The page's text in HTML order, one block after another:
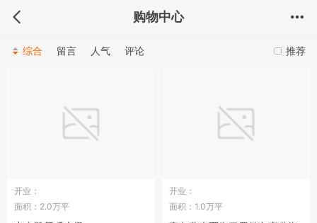
购物中心
推荐
综合 留言 人气 评论
开业：
面积：2.0万平
开业：
面积：1.0万平